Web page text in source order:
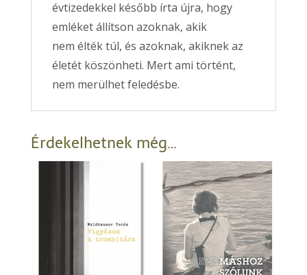
évtizedekkel később írta újra, hogy
emléket állítson azoknak, akik
nem élték túl, és azoknak, akiknek az
életét köszönheti. Mert ami történt,
nem merülhet feledésbe.
Érdekelhetnek még…